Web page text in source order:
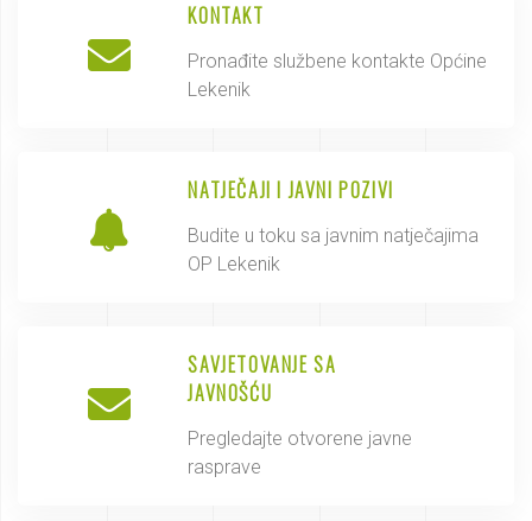
KONTAKT
Pronađite službene kontakte Općine
Lekenik
NATJEČAJI I JAVNI POZIVI
Budite u toku sa javnim natječajima
OP Lekenik
SAVJETOVANJE SA
JAVNOŠĆU
Pregledajte otvorene javne
rasprave